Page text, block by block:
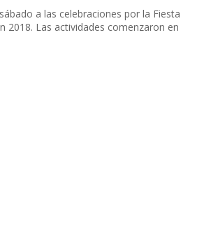
a las celebraciones por la Fiesta
2018. Las actividades comenzaron en